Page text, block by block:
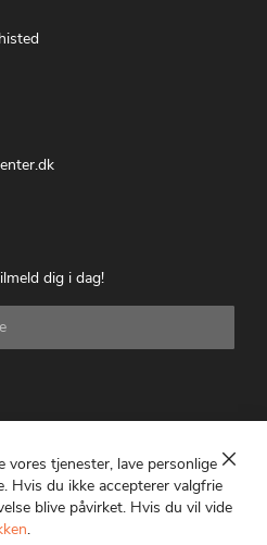
dig i dag!
25847369
Luk
tjenester, lave personlige
Hvis du ikke accepterer valgfrie
blive påvirket. Hvis du vil vide
.